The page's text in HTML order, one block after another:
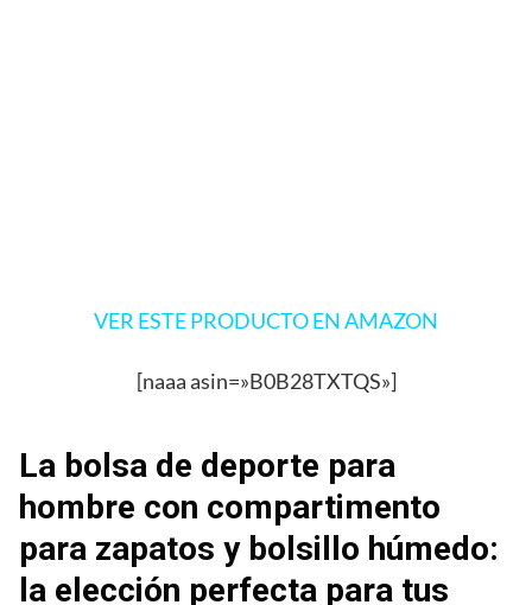
VER ESTE PRODUCTO EN AMAZON
[naaa asin=»B0B28TXTQS»]
La bolsa de deporte para
hombre con compartimento
para zapatos y bolsillo húmedo:
la elección perfecta para tus